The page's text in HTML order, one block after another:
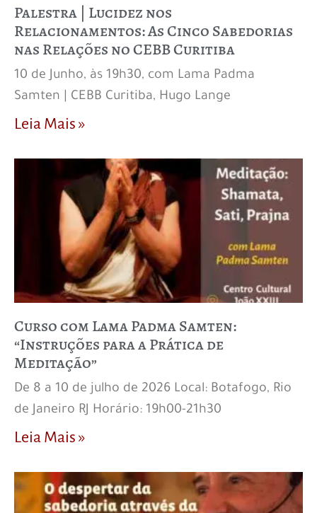
Palestra | Lucidez nos
Relacionamentos: As Cinco Sabedorias
nas Relações no CEBB Curitiba
10 de Junho, às 19h30, com Lama Padma
Samten | CEBB Curitiba, Hugo Lange
Leia Mais »
Curso com Lama Padma Samten:
“Instruções para a Prática de
Meditação”
De 8 a 10 de julho de 2026 Local: Botafogo, Rio
de Janeiro RJ Horário: 19h00-21h30
Leia Mais »